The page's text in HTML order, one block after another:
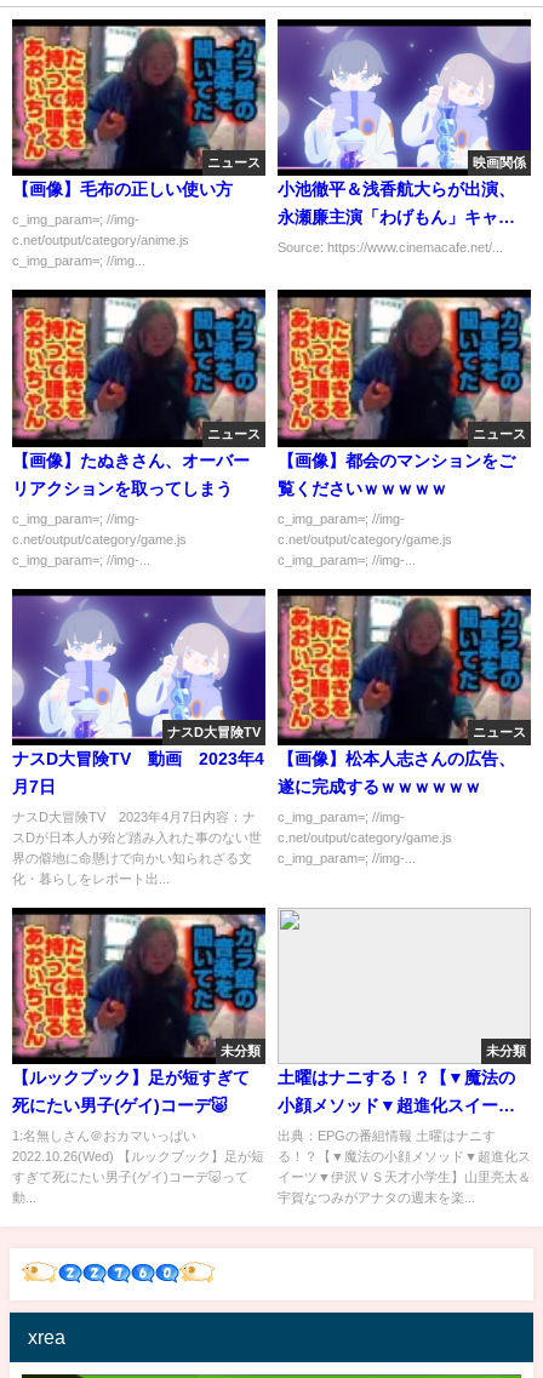
ニュース
【画像】毛布の正しい使い方
c_img_param=; //img-
c.net/output/category/anime.js
c_img_param=; //img...
映画関係
小池徹平＆浅香航大らが出演、
永瀬廉主演「わげもん」キャス
ト
Source: https://www.cinemacafe.net/...
ニュース
【画像】たぬきさん、オーバー
リアクションを取ってしまう
c_img_param=; //img-
c.net/output/category/game.js
c_img_param=; //img-...
ニュース
【画像】都会のマンションをご
覧くださいｗｗｗｗｗ
c_img_param=; //img-
c.net/output/category/game.js
c_img_param=; //img-...
ナスD大冒険TV
ナスD大冒険TV 動画 2023年4
月7日
ナスD大冒険TV 2023年4月7日内容：ナ
スDが日本人が殆ど踏み入れた事のない世
界の僻地に命懸けで向かい知られざる文
化・暮らしをレポート出...
ニュース
【画像】松本人志さんの広告、
遂に完成するｗｗｗｗｗｗ
c_img_param=; //img-
c.net/output/category/game.js
c_img_param=; //img-...
未分類
【ルックブック】足が短すぎて
死にたい男子(ゲイ)コーデ🐷
1:名無しさん＠おカマいっぱい
2022.10.26(Wed) 【ルックブック】足が短
すぎて死にたい男子(ゲイ)コーデ🐷って
動...
未分類
土曜はナニする！？【▼魔法の
小顔メソッド▼超進化スイーツ
▼伊沢ＶＳ天才小学生】[字]…の
番組内容解析まとめ
出典：EPGの番組情報 土曜はナニす
る！？【▼魔法の小顔メソッド▼超進化ス
イーツ▼伊沢ＶＳ天才小学生】山里亮太＆
宇賀なつみがアナタの週末を楽...
xrea